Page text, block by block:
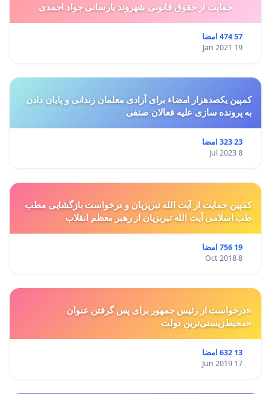
حمایت از حقوق قانونی شهروند یارسانی جواد احمدی
57 474 امضا
19 Jan 2021
کمپین یکصدهزار امضاء برای آزادی معلمان زندانی و پایان دادن
به پرونده سازی علیه فعالان صنفی
23 323 امضا
8 Jul 2023
کمپین حمایت از آیت الله تبریزیان و درخواست بازگشایی مطب
طب اسلامی آیت الله تبریزیان از رهبر معظم انقلاب
19 756 امضا
8 Oct 2018
«درخواست از رئیس جمهور برای پس گرفتن عنوان
«محیط‌زیستی‌ترین دولت
13 632 امضا
17 Jun 2019